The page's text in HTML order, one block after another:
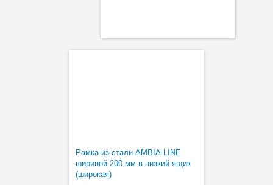
Рамка из стали AMBIA-LINE
шириной 200 мм в низкий ящик
(широкая)